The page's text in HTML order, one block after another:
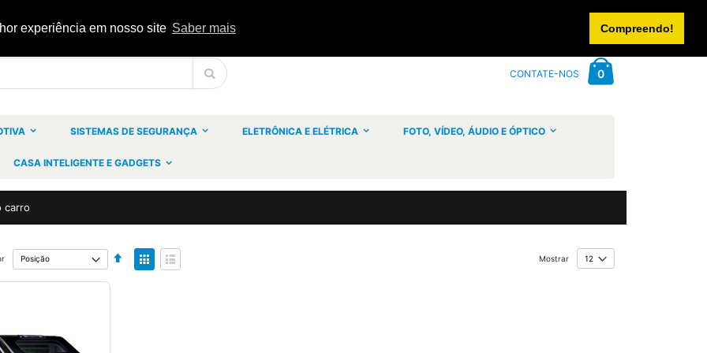
experiência em nosso site Saber mais Compreendo!
0artigos
CONTATE-NOS
SISTEMAS DE SEGURANÇA ELETRÔNICA E ELÉTRICA FOTO, VÍDEO, ÁUDIO E ÓPTICO
CASA INTELIGENTE E GADGETS
carro
Definir
Ordenação
Ver
como
Mostrar